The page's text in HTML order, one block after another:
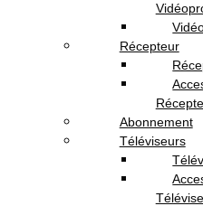
Transformateur
les récepteurs
Highlights:
:
Récepteur
Abonnement
Téléviseurs